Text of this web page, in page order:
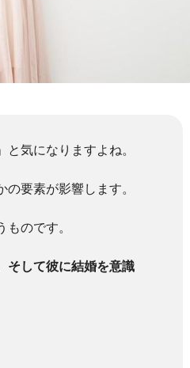
気になりますよね。
要素が影響します。
のです。
そして彼に結婚を意識